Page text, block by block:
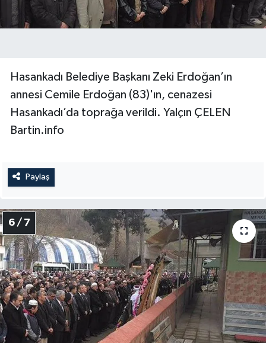
Hasankadı Belediye Başkanı Zeki Erdoğan’ın
annesi Cemile Erdoğan (83)'ın, cenazesi
Hasankadı’da toprağa verildi. Yalçın ÇELEN
Bartin.info
Paylaş
6 / 7